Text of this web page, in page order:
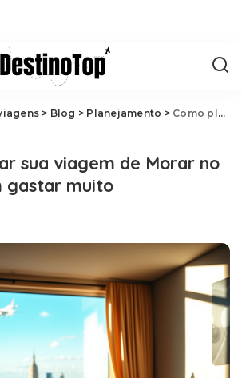
> Blog > Planejamento > Como planejar sua viagem de Morar no Exterior sem gastar muito
sua viagem de Morar no
gastar muito